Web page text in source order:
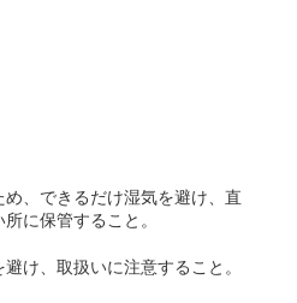
、できるだけ湿気を避け、直
に保管すること。
け、取扱いに注意すること。